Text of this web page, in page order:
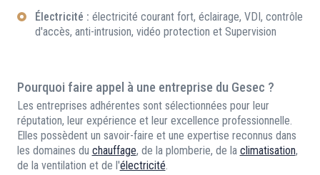
Électricité : électricité courant fort, éclairage, VDI, contrôle
d'accès, anti-intrusion, vidéo protection et Supervision
Pourquoi faire appel à une entreprise du Gesec ?
Les entreprises adhérentes sont sélectionnées pour leur
réputation, leur expérience et leur excellence professionnelle.
Elles possèdent un savoir-faire et une expertise reconnus dans
les domaines du chauffage, de la plomberie, de la climatisation,
de la ventilation et de l'électricité.